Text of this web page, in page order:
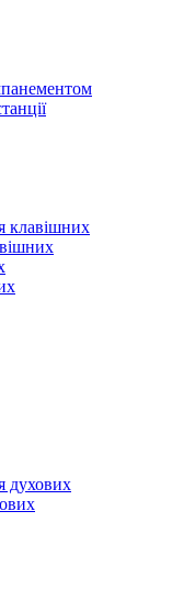
клавішних
духових